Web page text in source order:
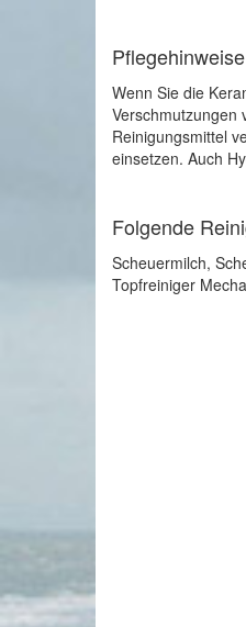
Pflegehinweise
Wenn Sie die
Verschmutzungen
Reinigungsmittel
einsetzen. Auch
Folgende
Scheuermilch,
Topfreiniger